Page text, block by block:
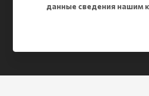
данные сведения нашим